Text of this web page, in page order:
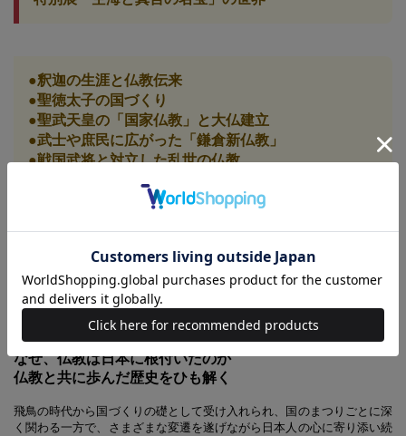
●釈迦の生涯と仏教伝来
●聖徳太子の国づくり
●聖武天皇の「国家仏教」と大仏建立
●武士や庶民に広がった「鎌倉新仏教」
●戦国武将と対立した乱世の仏教
●檀家制度が確立した江戸時代の仏教
●明治時代の「廃仏毀釈」
●日本仏教13宗派
法相宗・華厳宗・律宗・天台宗・真言宗・融通念仏宗
浄土宗・浄土真宗・時宗・臨済宗・曹洞宗・日蓮宗・黄檗宗
なぜ、仏教は日本に根付いたのか
仏教と共に歩んだ歴史をひも解く
飛鳥の時代から国づくりの礎として受け入れられ、国のまつりごとに深
く関わる一方で、さまざまな変遷を遂げながら日本人の心に寄り添い続